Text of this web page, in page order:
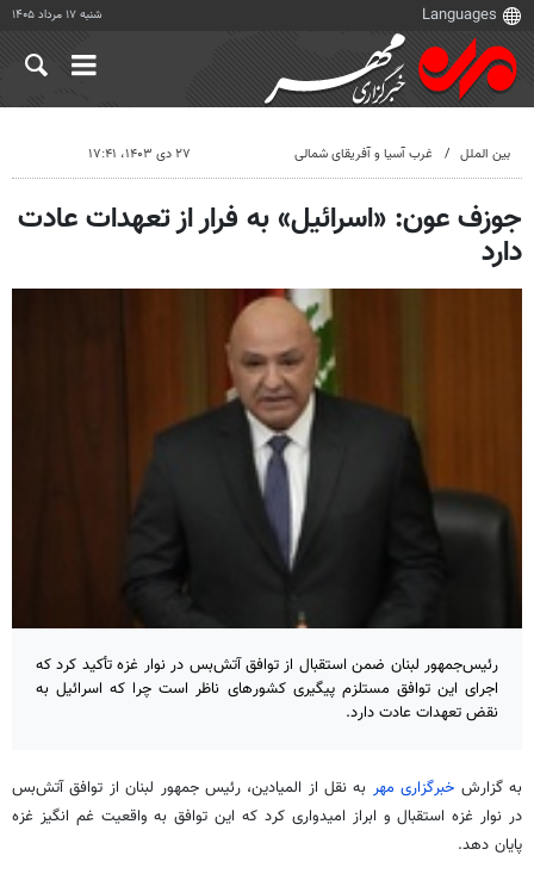
شنبه ۱۷ مرداد ۱۴۰۵
بین الملل غرب آسیا و آفریقای شمالی ۲۷ دی ۱۴۰۳، ۱۷:۴۱
جوزف عون: «اسرائیل» به فرار از تعهدات عادت
دارد
رئیس‌جمهور لبنان ضمن استقبال از توافق آتش‌بس در نوار غزه تأکید کرد که
اجرای این توافق مستلزم پیگیری کشورهای ناظر است چرا که اسرائیل به
نقض تعهدات عادت دارد.
به گزارش خبرگزاری مهر به نقل از المیادین، رئیس جمهور لبنان از توافق آتش‌بس
در نوار غزه استقبال و ابراز امیدواری کرد که این توافق به واقعیت غم انگیز غزه
پایان دهد.